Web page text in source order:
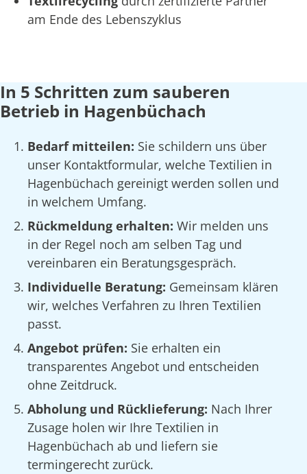
am Ende des Lebenszyklus
In 5 Schritten zum sauberen
Betrieb in Hagenbüchach
Bedarf mitteilen: Sie schildern uns über
unser Kontaktformular, welche Textilien in
Hagenbüchach gereinigt werden sollen und
in welchem Umfang.
Rückmeldung erhalten: Wir melden uns
in der Regel noch am selben Tag und
vereinbaren ein Beratungsgespräch.
Individuelle Beratung: Gemeinsam klären
wir, welches Verfahren zu Ihren Textilien
passt.
Angebot prüfen: Sie erhalten ein
transparentes Angebot und entscheiden
ohne Zeitdruck.
Abholung und Rücklieferung: Nach Ihrer
Zusage holen wir Ihre Textilien in
Hagenbüchach ab und liefern sie
termingerecht zurück.